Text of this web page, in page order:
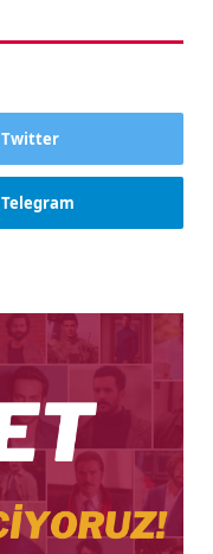
Twitter
Telegram